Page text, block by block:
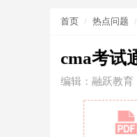
首页 热点问题
cma考试
编辑：融跃教育